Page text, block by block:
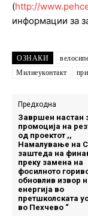
(http://
информации за
ОЗНАКИ
Милиеуконтакт
Предходна
Завршен настан
промоција на
од проектот ,,
Намалување на
заштеда на
преку замена на
фосилното
обновлив извор
енергија во
претшколската
во Пехчево “